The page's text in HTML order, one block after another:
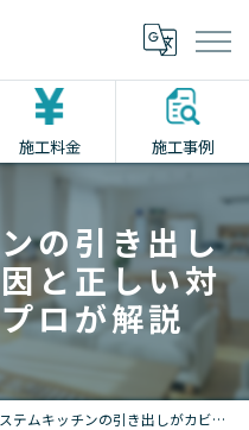
施工料金 施工事例
の引き出し
と正しい対
ロが解説
ムキッチンの引き出しがカビ臭い？原因と正しい対処・予防法をプロが解説